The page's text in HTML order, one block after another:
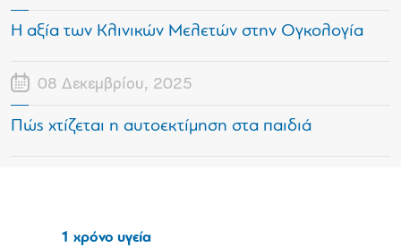
Η αξία των Κλινικών Μελετών στην Ογκολογία
08 Δεκεμβρίου, 2025
Πώς χτίζεται η αυτοεκτίμηση στα παιδιά
1 χρόνο υγεία